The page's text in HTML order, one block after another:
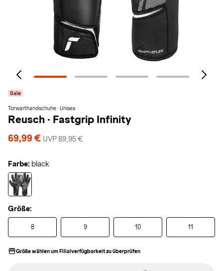
Sale
Torwarthandschuhe · Unisex
Reusch · Fastgrip Infinity
69,99 € UVP 89,95 €
Farbe: black
Größe:
8 9 10 11
Größe wählen um Filialverfügbarkeit zu überprüfen